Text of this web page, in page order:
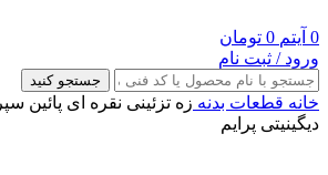
0 آیتم 0 تومان
ورود / ثبت نام
جستجو کنید
خانه قطعات بدنه زه تزئینی نقره ای
دیگینیتی پرایم